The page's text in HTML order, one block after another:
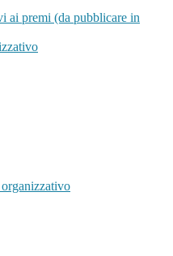
ai premi (da pubblicare in
organizzativo